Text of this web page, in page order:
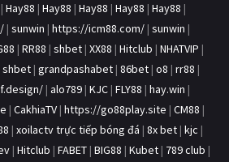
| Hay88 | Hay88 | Hay88 | Hay88 | Hay88 |
| sunwin | https://icm88.com/ | sunwin |
| RR88 | shbet | XX88 | Hitclub | NHATVIP |
shbet | grandpashabet | 86bet | o8 | rr88 |
| alo789 | KJC | FLY88 | hay.win |
| CakhiaTV | https://go88play.site | CM88 |
| xoilactv trực tiếp bóng đá | 8x bet | kjc |
| Hitclub | FABET | BIG88 | Kubet | 789 club |